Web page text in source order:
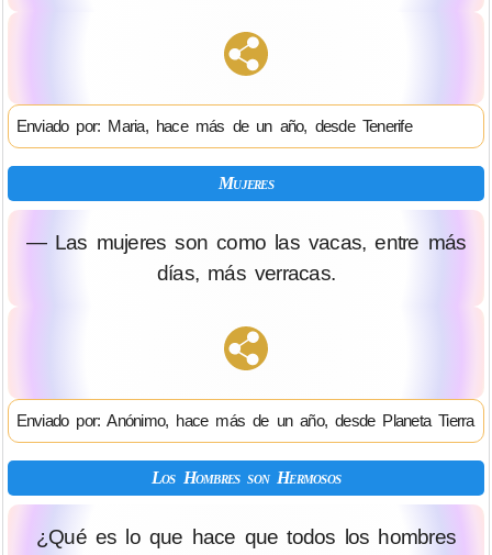
Enviado por: Maria, hace más de un año, desde Tenerife
Mujeres
— Las mujeres son como las vacas, entre más
días, más verracas.
Enviado por: Anónimo, hace más de un año, desde Planeta Tierra
Los Hombres son Hermosos
¿Qué es lo que hace que todos los hombres